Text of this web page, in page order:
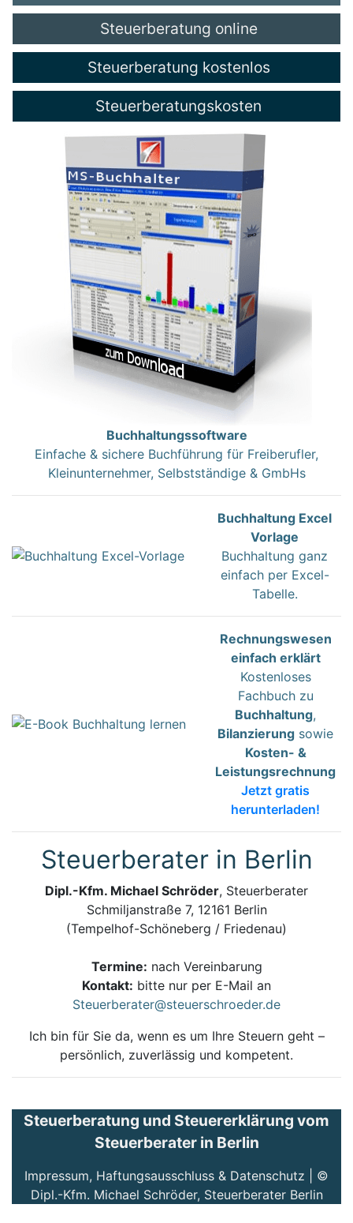
Steuerberatung online
Steuerberatung kostenlos
Steuerberatungskosten
Buchhaltungssoftware
Einfache & sichere Buchführung für Freiberufler,
Kleinunternehmer, Selbstständige & GmbHs
Buchhaltung Excel
Vorlage
Buchhaltung ganz
einfach per Excel-
Tabelle.
Rechnungswesen
einfach erklärt
Kostenloses
Fachbuch zu
Buchhaltung,
Bilanzierung sowie
Kosten- &
Leistungsrechnung
Jetzt gratis
herunterladen!
Steuerberater in Berlin
Dipl.-Kfm. Michael Schröder, Steuerberater
Schmiljanstraße 7, 12161 Berlin
(Tempelhof-Schöneberg / Friedenau)
Termine: nach Vereinbarung
Kontakt: bitte nur per E-Mail an
Steuerberater@steuerschroeder.de
Ich bin für Sie da, wenn es um Ihre Steuern geht –
persönlich, zuverlässig und kompetent.
Steuerberatung und Steuererklärung vom
Steuerberater in Berlin
Impressum, Haftungsausschluss & Datenschutz | ©
Dipl.-Kfm. Michael Schröder, Steuerberater Berlin